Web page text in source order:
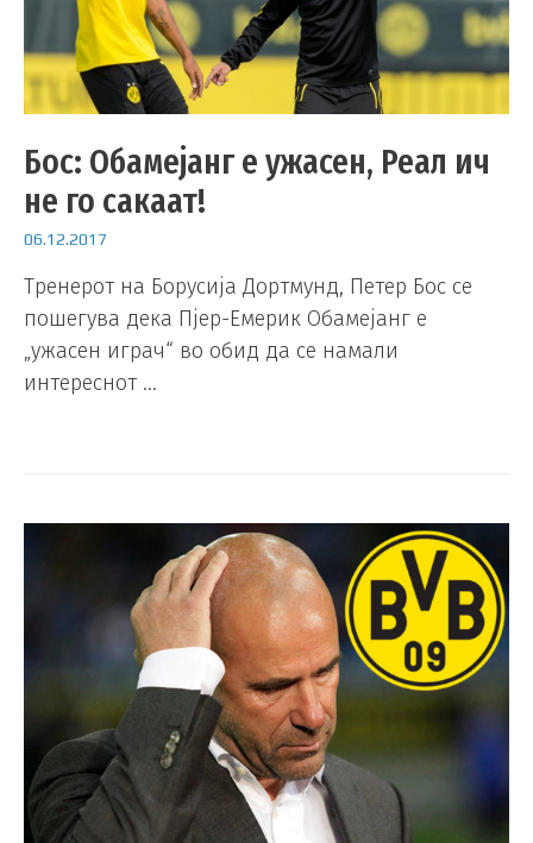
Бос: Обамејанг е ужасен, Реал ич
не го сакаат!
06.12.2017
Тренерот на Борусија Дортмунд, Петер Бос се
пошегува дека Пјер-Емерик Обамејанг е
„ужасен играч“ во обид да се намали
интереснот …